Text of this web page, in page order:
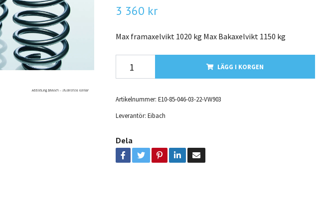
3 360 kr
Max framaxelvikt 1020 kg Max Bakaxelvikt 1150 kg
LÄGG I KORGEN
Artikelnummer: E10-85-046-03-22-VW903
Leverantör: Eibach
Dela